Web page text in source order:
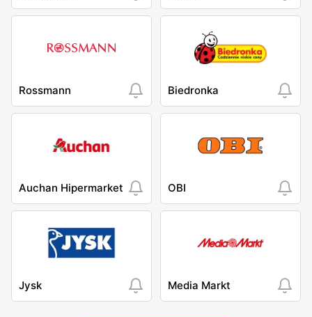
Rossmann Biedronka
Auchan Hipermarket OBI
Jysk Media Markt